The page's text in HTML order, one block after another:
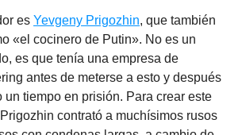
es Yevgeny Prigozhin, que también
«el cocinero de Putin». No es un
es que tenía una empresa de
antes de meterse a esto y después
un tiempo en prisión. Para crear este
contrató a muchísimos rusos